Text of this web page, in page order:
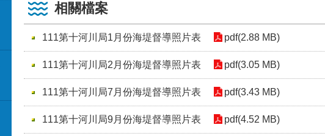
相關檔案
111第十河川局1月份海堤督導照片表 pdf(2.88 MB)
111第十河川局2月份海堤督導照片表 pdf(3.05 MB)
111第十河川局7月份海堤督導照片表 pdf(3.43 MB)
111第十河川局9月份海堤督導照片表 pdf(4.52 MB)